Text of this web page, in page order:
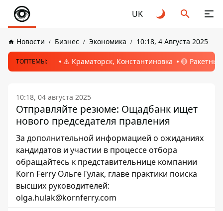
UK
Новости Бизнес Экономика 10:18, 4 Августа 2025
ТОПТЕМЫ: ⚠️ Краматорск, Константиновка 🔴
10:18, 04 августа 2025
Отправляйте резюме: Ощадбанк ищет
нового председателя правления
За дополнительной информацией о ожиданиях
кандидатов и участии в процессе отбора
обращайтесь к представительнице компании
Korn Ferry Ольге Гулак, главе практики поиска
высших руководителей:
olga.hulak@kornferry.com